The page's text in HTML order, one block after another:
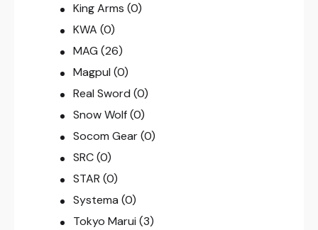
King Arms (0)
KWA (0)
MAG (26)
Magpul (0)
Real Sword (0)
Snow Wolf (0)
Socom Gear (0)
SRC (0)
STAR (0)
Systema (0)
Tokyo Marui (3)